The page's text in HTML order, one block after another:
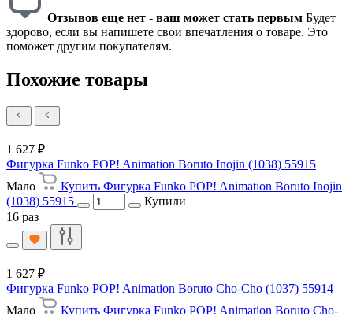
Отзывов еще нет - ваш может стать первым Будет
здорово, если вы напишете свои впечатления о товаре. Это
поможет другим покупателям.
Похожие товары
1 627 ₽
Фигурка Funko POP! Animation Boruto Inojin (1038) 55915
Мало
Купить Фигурка Funko POP! Animation Boruto Inojin
(1038) 55915
Купили
16 раз
1 627 ₽
Фигурка Funko POP! Animation Boruto Cho-Cho (1037) 55914
Мало
Купить Фигурка Funko POP! Animation Boruto Cho-